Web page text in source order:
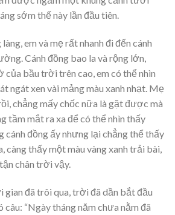
sớm thế này lần đầu tiên.
em và mẹ rất nhanh đi đến cánh
Cánh đồng bao la và rộng lớn,
của bầu trời trên cao, em có thể nhìn
ngát xen vài mảng màu xanh nhạt. Mẹ
chẳng mấy chốc nữa là gặt được mà
tầm mắt ra xa để có thể nhìn thấy
cánh đồng ấy nhưng lại chẳng thể thấy
càng thấy một màu vàng xanh trải bài,
chân trời vậy.
gian đã trôi qua, trời đã dần bắt đầu
câu: “Ngày tháng năm chưa nằm đã